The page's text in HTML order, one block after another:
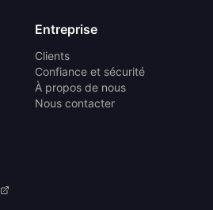
Entreprise
Clients
Confiance et sécurité
À propos de nous
Nous contacter